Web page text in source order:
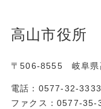
高山市役所
〒506-8555 岐阜
電話：0577-32-
ファクス：0577-35-